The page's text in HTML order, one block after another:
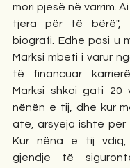
mori pjesë në varrim.
tjera për të bërë",
biografi. Edhe pasi u
Marksi mbeti i varur
të financuar
Marksi shkoi gati 20
nënën e tij, dhe kur
atë, arsyeja ishte për
Kur nëna e tij vdiq,
gjendje të